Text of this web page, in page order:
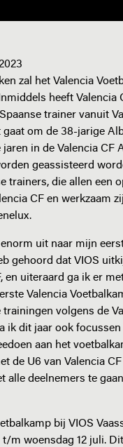
zal het Valencia
heeft Valencia
trainer vanuit
gaat om de 38-jarige
in de Valencia CF
geassisteerd
trainers, die allen een
CF en werkzaam
uit naar mijn
gehoord dat VIOS
en uiteraard ga ik er
Valencia
volgens de
ik dit jaar ook
aan het
de U6 van Valencia
alle deelnemers te
bij VIOS
t/m woensdag 12 juli.